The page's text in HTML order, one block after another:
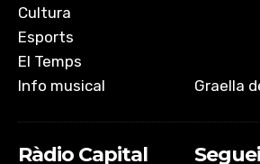
Cultura
Esports
El Temps
Info musical
Graella
Ràdio Capital